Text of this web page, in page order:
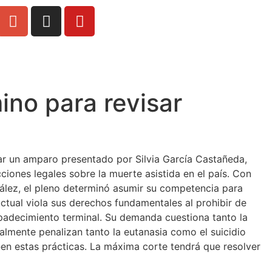
para revisar
un amparo presentado por Silvia García Castañeda,
legales sobre la muerte asistida en el país. Con
el pleno determinó asumir su competencia para
viola sus derechos fundamentales al prohibir de
terminal. Su demanda cuestiona tanto la
penalizan tanto la eutanasia como el suicidio
estas prácticas. La máxima corte tendrá que resolver